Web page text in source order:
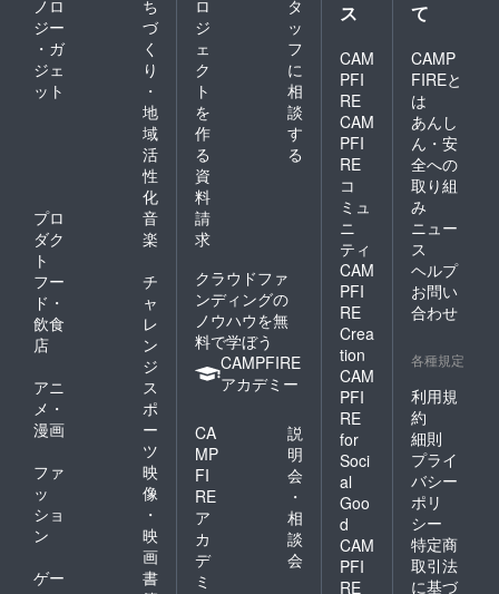
ノロ
ジー
・ガ
ジェ
ット
ち
づ
く
り
・
地
域
活
性
化
プロ
ダク
ト
音
楽
フー
ド・
飲食
店
チ
ャ
レ
ン
ジ
アニ
メ・
漫画
ス
ポ
ー
ツ
ファ
ッ
ショ
ン
映
像
・
映
画
ゲー
書
ロ
ジ
ェ
ク
ト
を
作
る
タ
ッ
フ
に
相
談
す
る
資
料
請
求
クラウドファ
ンディングの
ノウハウを無
料で学ぼう
CAMPFIRE
アカデミー
CA
MP
FI
RE
ア
カ
デ
ミ
説
明
会
・
相
談
会
ス
CAM
PFI
RE
CAM
PFI
RE
コ
ミュ
ニ
ティ
CAM
PFI
RE
Crea
tion
CAM
PFI
RE
for
Soci
al
Goo
d
CAM
PFI
RE
て
CAMP
FIREと
は
あんし
ん・安
全への
取り組
み
ニュー
ス
ヘルプ
お問い
合わせ
各種規定
利用規
約
細則
プライ
バシー
ポリ
シー
特定商
取引法
に基づ